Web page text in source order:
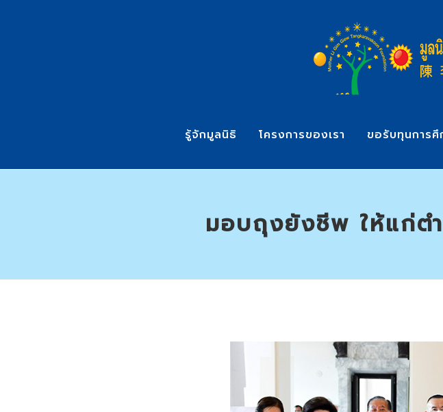
รู้จักมูลนิธิ โครงการของเรา ขอรับทุนการศึ
มอบถุงยังชีพ ให้แก่ต